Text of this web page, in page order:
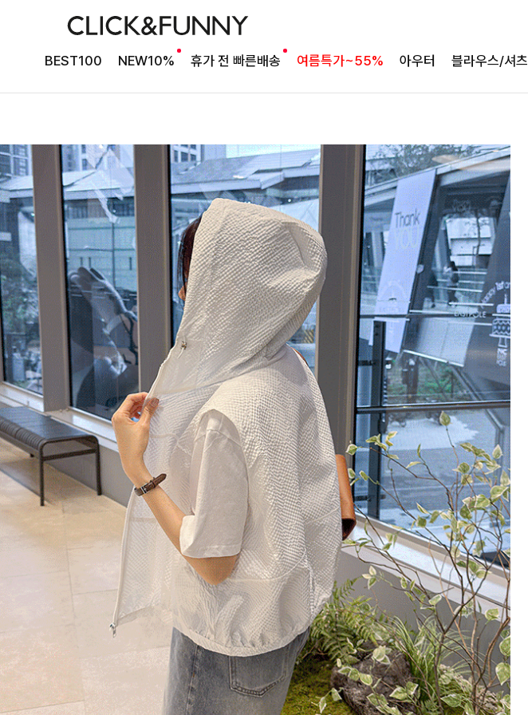
BEST100 NEW10% 휴가 전 빠른배송 여름특가~55% 아우터 블라우스/셔츠